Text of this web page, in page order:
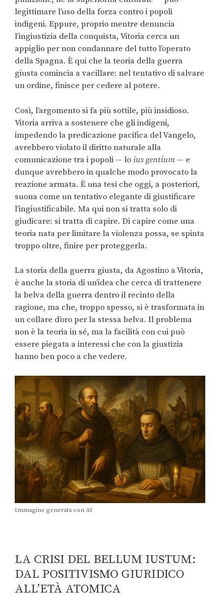
legittimare l’uso della forza contro i popoli
indigeni. Eppure, proprio mentre denuncia
l’ingiustizia della conquista, Vitoria cerca un
appiglio per non condannare del tutto l’operato
della Spagna. È qui che la teoria della guerra
giusta comincia a vacillare: nel tentativo di salvare
un ordine, finisce per cedere al potere.
Così, l’argomento si fa più sottile, più insidioso.
Vitoria arriva a sostenere che gli indigeni,
impedendo la predicazione pacifica del Vangelo,
avrebbero violato il diritto naturale alla
comunicazione tra i popoli — lo ius gentium — e
dunque avrebbero in qualche modo provocato la
reazione armata. È una tesi che oggi, a posteriori,
suona come un tentativo elegante di giustificare
l’ingiustificabile. Ma qui non si tratta solo di
giudicare: si tratta di capire. Di capire come una
teoria nata per limitare la violenza possa, se spinta
troppo oltre, finire per proteggerla.
La storia della guerra giusta, da Agostino a Vitoria,
è anche la storia di un’idea che cerca di trattenere
la belva della guerra dentro il recinto della
ragione, ma che, troppo spesso, si è trasformata in
un collare d’oro per la stessa belva. Il problema
non è la teoria in sé, ma la facilità con cui può
essere piegata a interessi che con la giustizia
hanno ben poco a che vedere.
Immagine generata con AI
LA CRISI DEL BELLUM IUSTUM:
DAL POSITIVISMO GIURIDICO
ALL’ETÀ ATOMICA